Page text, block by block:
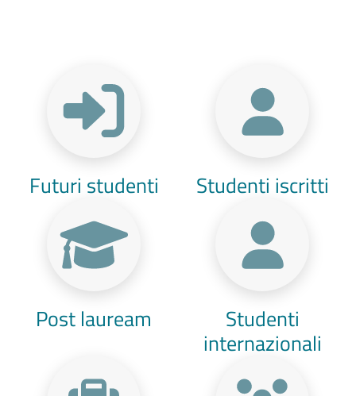
Futuri studenti Studenti iscritti
Post lauream Studenti
internazionali